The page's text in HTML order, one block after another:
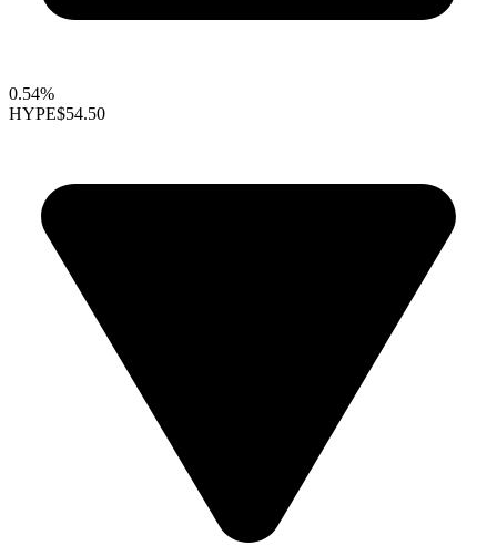
0.54%
HYPE$54.50